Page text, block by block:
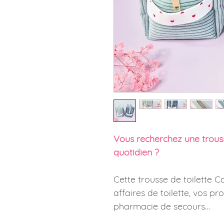
Vous recherchez une
quotidien ?
Cette trousse de toilette
affaires de toilette, vos
pharmacie de secours…